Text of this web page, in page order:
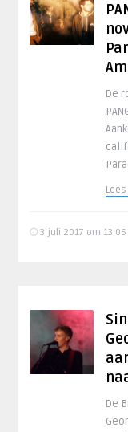
De
3 juli 2017 om 13:06
De